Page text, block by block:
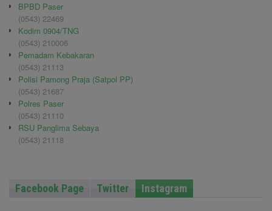
BPBD Paser
(0543) 22469
Kodim 0904/TNG
(0543) 210006
Pemadam Kebakaran
(0543) 21113
Polisi Pamong Praja (Satpol PP)
(0543) 21687
Polres Paser
(0543) 21110
RSU Panglima Sebaya
(0543) 21118
Facebook Page Twitter Instagram